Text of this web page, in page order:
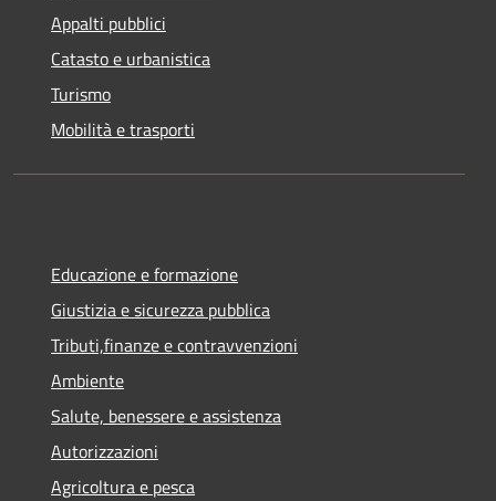
Appalti pubblici
Catasto e urbanistica
Turismo
Mobilità e trasporti
Educazione e formazione
Giustizia e sicurezza pubblica
Tributi,finanze e contravvenzioni
Ambiente
Salute, benessere e assistenza
Autorizzazioni
Agricoltura e pesca